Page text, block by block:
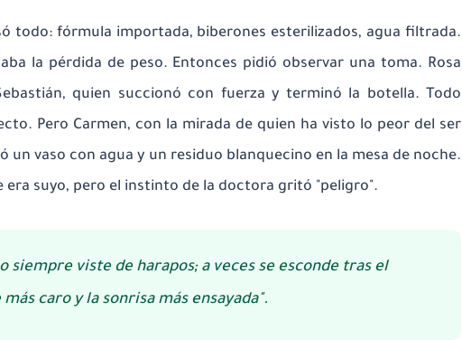
todo: fórmula importada, biberones esterilizados, agua filtrada.
la pérdida de peso. Entonces pidió observar una toma. Rosa
quien succionó con fuerza y terminó la botella. Todo
Pero Carmen, con la mirada de quien ha visto lo peor del ser
un vaso con agua y un residuo blanquecino en la mesa de noche.
era suyo, pero el instinto de la doctora gritó "peligro".
siempre viste de harapos; a veces se esconde tras el
caro y la sonrisa más ensayada".